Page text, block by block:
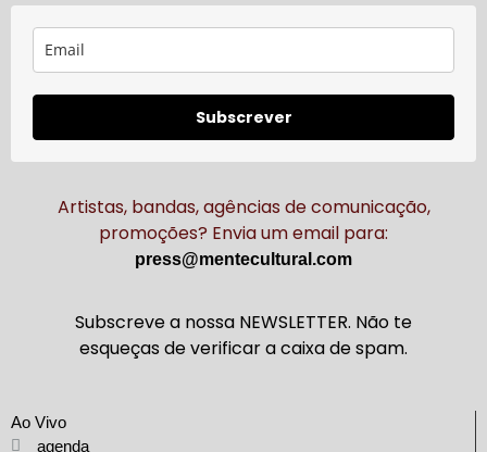
Subscrever
Artistas, bandas, agências de comunicação,
promoções? Envia um email para:
press@mentecultural.com
Subscreve a nossa NEWSLETTER. Não te
esqueças de verificar a caixa de spam.
Ao Vivo
agenda